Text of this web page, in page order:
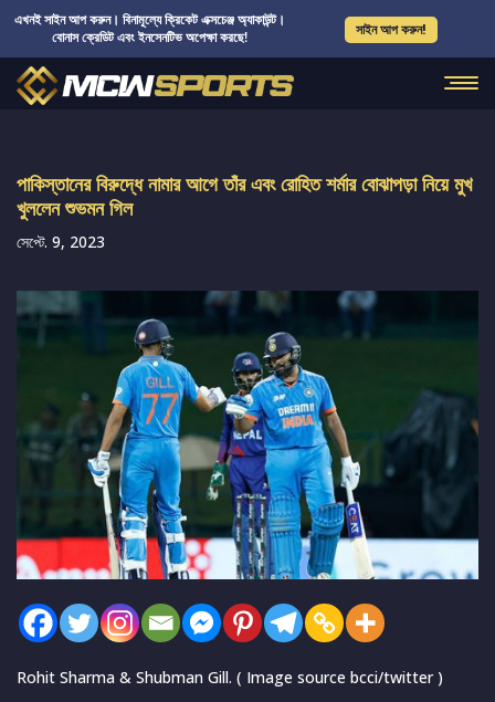
এখনই সাইন আপ করুন। বিনামূল্যে ক্রিকেট এক্সচেঞ্জ অ্যাকাউন্ট।
বোনাস ক্রেডিট এবং ইনসেনটিভ অপেক্ষা করছে!
সাইন আপ করুন!
পাকিস্তানের বিরুদ্ধে নামার আগে তাঁর এবং রোহিত শর্মার বোঝাপড়া নিয়ে মুখ
খুললেন শুভমন গিল
সেপ্টে. 9, 2023
Rohit Sharma & Shubman Gill. ( Image source bcci/twitter )